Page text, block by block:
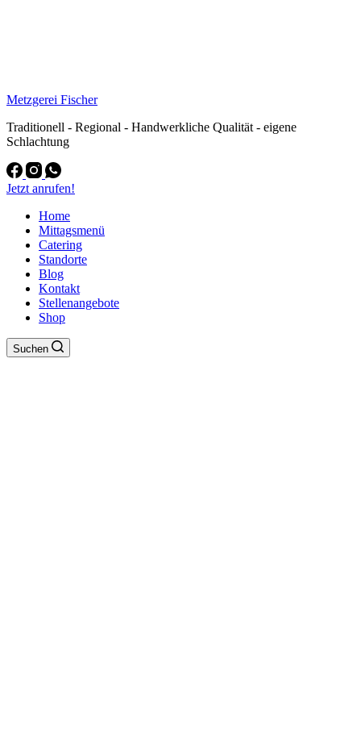
Metzgerei Fischer
Traditionell - Regional - Handwerkliche Qualität - eigene
Schlachtung
Jetzt anrufen!
Home
Mittagsmenü
Catering
Standorte
Blog
Kontakt
Stellenangebote
Shop
Suchen